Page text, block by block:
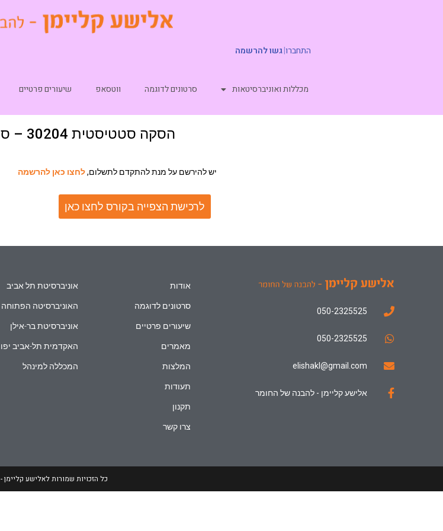
התחברו|גשו להרשמה
מכללות ואוניברסיטאות סרטונים לדוגמה ווטסאפ שיעורים פרטיים
הסקה סטטיסטית 30204 – סמסטר 2026 א
יש להירשם על מנת להתקדם לתשלום,לחצו כאן להרשמה
לרכישת הצפייה בקורס לחצו כאן
050-2325525
050-2325525
elishakl@gmail.com
אלישע קליימן - להבנה של החומר
אודות
סרטונים לדוגמה
שיעורים פרטיים
מאמרים
המלצות
תעודות
תקנון
צרו קשר
אוניברסיטת תל אביב
האוניברסיטה הפתוחה
אוניברסיטת בר-אילן
האקדמית תל-אביב יפו
המכללה למינהל
כל הזכויות שמורות לאלישע קליימן - 2026